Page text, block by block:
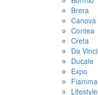
Brera
Canova
Contea
Creta
Da Vinci
Ducale
Expo
Fiamma
Lifestyle